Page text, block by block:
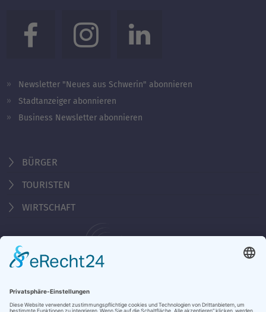
Newsletter "Neues aus Schwerin" abonnieren
Stadtanzeiger abonnieren
Business Newsletter abonnieren
BÜRGER
TOURISTEN
WIRTSCHAFT
Behördennummer 115
KONTAKT
NOTRUFE & HOTLINES
JOBS